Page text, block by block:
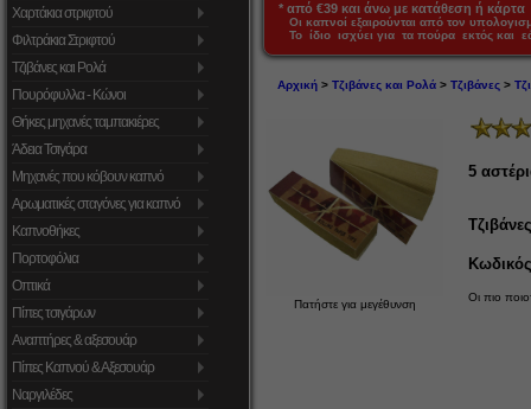
Χαρτάκια στριφτού
Φιλτράκια Στριφτού
Τζιβάνες και Ρολά
Πουρόφυλλα - Κώνοι
Θήκες μηχανές ταμπακιέρες
Άδεια Τσιγάρα
Μηχανές που κόβουν καπνό
Αρωματικές σταγόνες για καπνό
Καπνοθήκες
Πορτοφόλια
Οπτικά
Πίπες τσιγάρων
Αναπτήρες & αξεσουάρ
Πίπες Καπνού & Αξεσουάρ
Ναργιλέδες
* από €39 και άνω με κατάθεση ή
Οι καπνοί εξαιρούνται από τον
Το ίδιο ισχύει για τα πούρα εκτός και
Αρχική> Τζιβάνες και Ρολά> Τζιβάνες>
Πατήστε για μεγέθυνση
5
Οι πιο